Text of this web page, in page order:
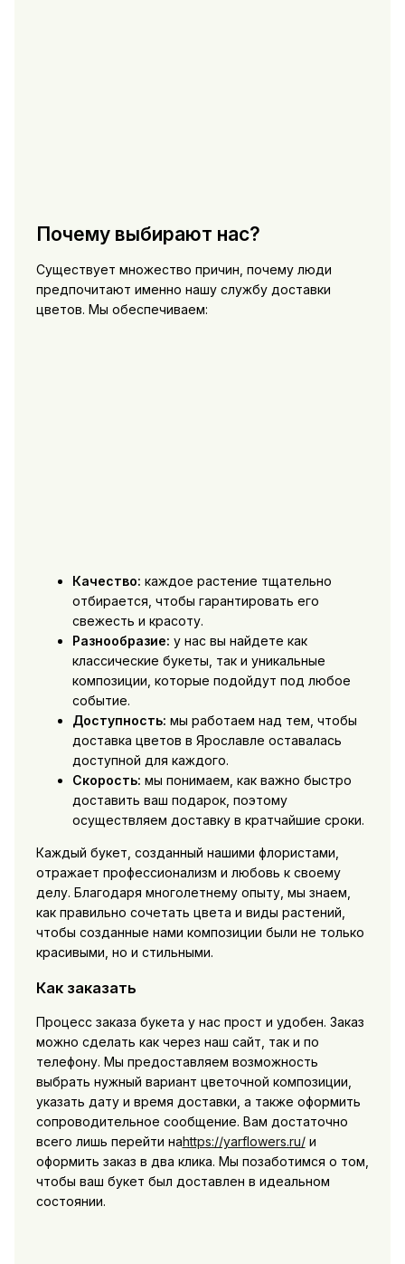
Почему выбирают нас?
Существует множество причин, почему люди
предпочитают именно нашу службу доставки
цветов. Мы обеспечиваем:
Качество: каждое растение тщательно
отбирается, чтобы гарантировать его
свежесть и красоту.
Разнообразие: у нас вы найдете как
классические букеты, так и уникальные
композиции, которые подойдут под любое
событие.
Доступность: мы работаем над тем, чтобы
доставка цветов в Ярославле оставалась
доступной для каждого.
Скорость: мы понимаем, как важно быстро
доставить ваш подарок, поэтому
осуществляем доставку в кратчайшие сроки.
Каждый букет, созданный нашими флористами,
отражает профессионализм и любовь к своему
делу. Благодаря многолетнему опыту, мы знаем,
как правильно сочетать цвета и виды растений,
чтобы созданные нами композиции были не только
красивыми, но и стильными.
Как заказать
Процесс заказа букета у нас прост и удобен. Заказ
можно сделать как через наш сайт, так и по
телефону. Мы предоставляем возможность
выбрать нужный вариант цветочной композиции,
указать дату и время доставки, а также оформить
сопроводительное сообщение. Вам достаточно
всего лишь перейти наhttps://yarflowers.ru/и
оформить заказ в два клика. Мы позаботимся о том,
чтобы ваш букет был доставлен в идеальном
состоянии.